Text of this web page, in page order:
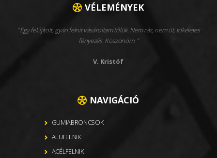
VÉLEMÉNYEK
Egy felújított, gyári felnit vásároltam tőlük. Nem ráz, nem üt, tökéletes
fényezés. Köszönöm.
V. Kristóf
NAVIGÁCIÓ
GUMIABRONCSOK
ALUFELNIK
ACÉLFELNIK